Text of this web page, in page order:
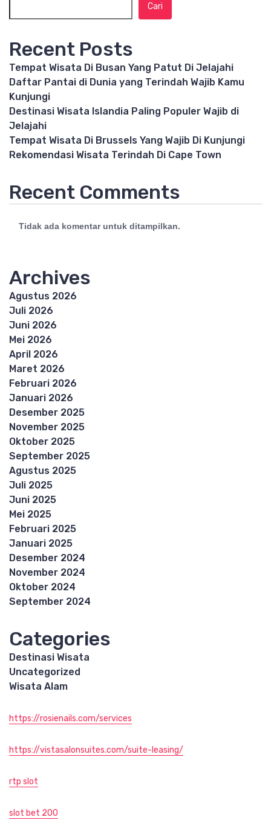
Cari
Recent Posts
Tempat Wisata Di Busan Yang Patut Di Jelajahi
Daftar Pantai di Dunia yang Terindah Wajib Kamu
Kunjungi
Destinasi Wisata Islandia Paling Populer Wajib di
Jelajahi
Tempat Wisata Di Brussels Yang Wajib Di Kunjungi
Rekomendasi Wisata Terindah Di Cape Town
Recent Comments
Tidak ada komentar untuk ditampilkan.
Archives
Agustus 2026
Juli 2026
Juni 2026
Mei 2026
April 2026
Maret 2026
Februari 2026
Januari 2026
Desember 2025
November 2025
Oktober 2025
September 2025
Agustus 2025
Juli 2025
Juni 2025
Mei 2025
Februari 2025
Januari 2025
Desember 2024
November 2024
Oktober 2024
September 2024
Categories
Destinasi Wisata
Uncategorized
Wisata Alam
https://rosienails.com/services
https://vistasalonsuites.com/suite-leasing/
rtp slot
slot bet 200